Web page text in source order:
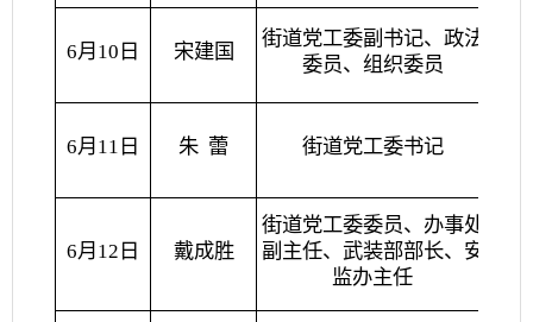
6月10日 宋建国
街道党工委副书记、政法
委员、组织委员
6月11日 朱 蕾 街道党工委书记
6月12日 戴成胜
街道党工委委员、办事处
副主任、武装部部长、安
监办主任